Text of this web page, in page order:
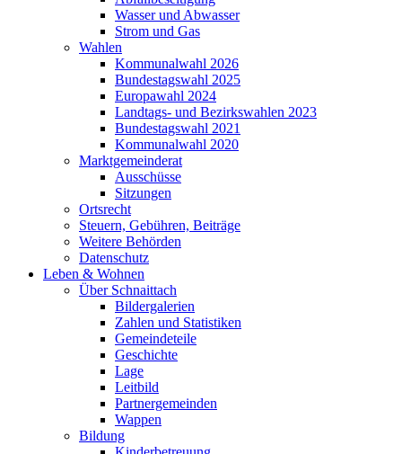
Wasser und Abwasser
Strom und Gas
Wahlen
Kommunalwahl 2026
Bundestagswahl 2025
Europawahl 2024
Landtags- und Bezirkswahlen 2023
Bundestagswahl 2021
Kommunalwahl 2020
Marktgemeinderat
Ausschüsse
Sitzungen
Ortsrecht
Steuern, Gebühren, Beiträge
Weitere Behörden
Datenschutz
Leben & Wohnen
Über Schnaittach
Bildergalerien
Zahlen und Statistiken
Gemeindeteile
Geschichte
Lage
Leitbild
Partnergemeinden
Wappen
Bildung